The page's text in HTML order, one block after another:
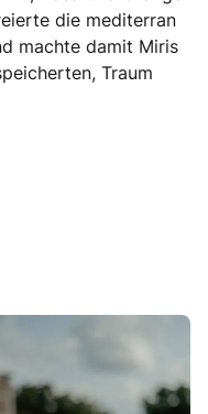
die mediterran
machte damit Miris
Traum